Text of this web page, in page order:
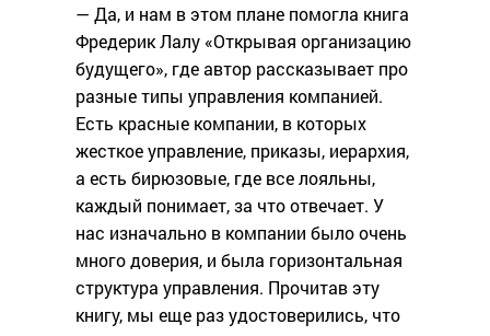
— Да, и нам в этом плане помогла книга
Фредерик Лалу «Открывая организацию
будущего», где автор рассказывает про
разные типы управления компанией.
Есть красные компании, в которых
жесткое управление, приказы, иерархия,
а есть бирюзовые, где все лояльны,
каждый понимает, за что отвечает. У
нас изначально в компании было очень
много доверия, и была горизонтальная
структура управления. Прочитав эту
книгу, мы еще раз удостоверились, что